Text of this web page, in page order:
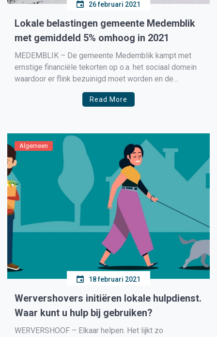
26 februari 2021
Lokale belastingen gemeente Medemblik
met gemiddeld 5% omhoog in 2021
MEDEMBLIK – De gemeente Medemblik kampt met
ernstige financiële tekorten op o.a. het sociaal domein
waardoor er flink bezuinigd moet worden en de
belastingen weer verder omhoog gaan. Zo is er alleen
al op het sociaal domein een tekort van 4 miljoen euro
Read More
Algemeen
18 februari 2021
Wervershovers initiëren lokale hulpdienst.
Waar kunt u hulp bij gebruiken?
WERVERSHOOF – Elkaar helpen. Het lijkt zo